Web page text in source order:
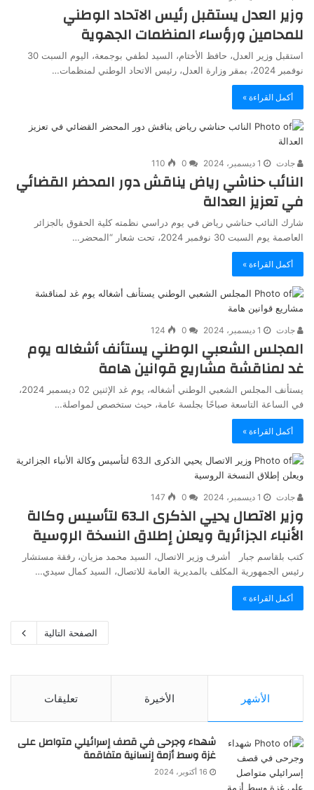
وزير العدل يستقبل رئيس الاتحاد الوطني
للمحامين ورؤساء المنظمات الجهوية
استقبل وزير العدل، حافظ الأختام، السيد لطفي بوجمعة، اليوم السبت 30
نوفمبر 2024، بمقر وزارة العدل، رئيس الاتحاد الوطني لمنظمات…
أكمل القراءة »
جادت 1 ديسمبر، 2024 0
110
النائب حناشي رياض يناقش دور المحضر القضائي
في تعزيز العدالة
شارك النائب حناشي رياض في يوم دراسي نظمته كلية الحقوق بالجزائر
العاصمة يوم السبت 30 نوفمبر 2024، تحت شعار “المحضر…
أكمل القراءة »
جادت 1 ديسمبر، 2024 0
124
المجلس الشعبي الوطني يستأنف أشغاله يوم
غد لمناقشة مشاريع قوانين هامة
يستأنف المجلس الشعبي الوطني أشغاله، يوم غد الإثنين 02 ديسمبر 2024،
في الساعة التاسعة صباحًا بجلسة عامة، حيث ستخصص لمواصلة…
أكمل القراءة »
جادت 1 ديسمبر، 2024 0
147
وزير الاتصال يحيي الذكرى الـ63 لتأسيس وكالة
الأنباء الجزائرية ويعلن إطلاق النسخة الروسية
كتب بلقاسم جبار أشرف وزير الاتصال، السيد محمد مزيان، رفقة مستشار
رئيس الجمهورية المكلف بالمديرية العامة للاتصال، السيد كمال سيدي…
أكمل القراءة »
الصفحة التالية
الأشهر الأخيرة تعليقات
شهداء وجرحى في قصف إسرائيلي متواصل على
غزة وسط أزمة إنسانية متفاقمة
16 أكتوبر، 2024